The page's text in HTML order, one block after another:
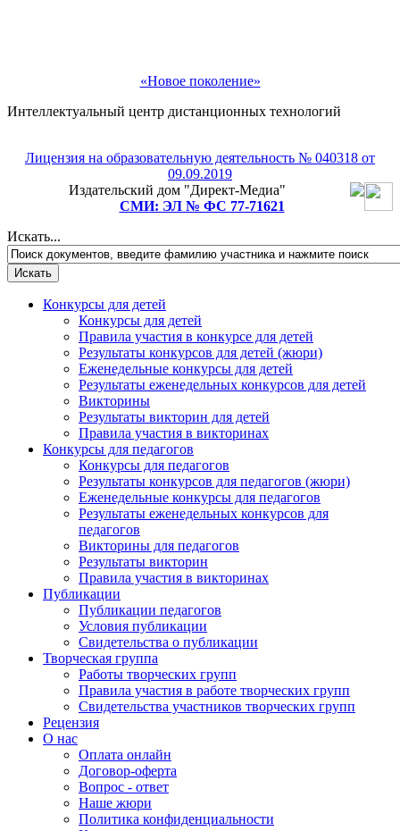
«Новое поколение»
Интеллектуальный центр дистанционных технологий
Лицензия на образовательную деятельность № 040318 от
09.09.2019
Издательский дом "Директ-Медиа"
СМИ: ЭЛ № ФС 77-71621
Искать...
Конкурсы для детей
Конкурсы для детей
Правила участия в конкурсе для детей
Результаты конкурсов для детей (жюри)
Еженедельные конкурсы для детей
Результаты еженедельных конкурсов для детей
Викторины
Результаты викторин для детей
Правила участия в викторинах
Конкурсы для педагогов
Конкурсы для педагогов
Результаты конкурсов для педагогов (жюри)
Еженедельные конкурсы для педагогов
Результаты еженедельных конкурсов для
педагогов
Викторины для педагогов
Результаты викторин
Правила участия в викторинах
Публикации
Публикации педагогов
Условия публикации
Свидетельства о публикации
Творческая группа
Работы творческих групп
Правила участия в работе творческих групп
Свидетельства участников творческих групп
Рецензия
О нас
Оплата онлайн
Договор-оферта
Вопрос - ответ
Наше жюри
Политика конфиденциальности